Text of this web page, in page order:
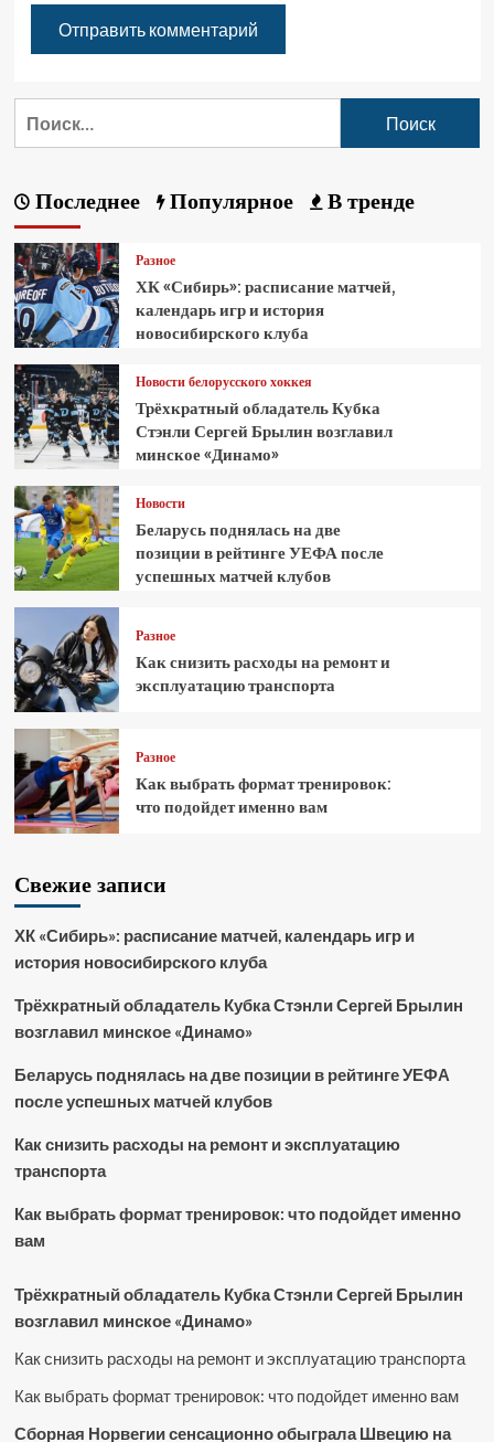
Последнее Популярное В тренде
Разное
ХК «Сибирь»: расписание матчей,
календарь игр и история
новосибирского клуба
Новости белорусского хоккея
Трёхкратный обладатель Кубка
Стэнли Сергей Брылин возглавил
минское «Динамо»
Новости
Беларусь поднялась на две
позиции в рейтинге УЕФА после
успешных матчей клубов
Разное
Как снизить расходы на ремонт и
эксплуатацию транспорта
Разное
Как выбрать формат тренировок:
что подойдет именно вам
Свежие записи
ХК «Сибирь»: расписание матчей, календарь игр и
история новосибирского клуба
Трёхкратный обладатель Кубка Стэнли Сергей Брылин
возглавил минское «Динамо»
Беларусь поднялась на две позиции в рейтинге УЕФА
после успешных матчей клубов
Как снизить расходы на ремонт и эксплуатацию
транспорта
Как выбрать формат тренировок: что подойдет именно
вам
Трёхкратный обладатель Кубка Стэнли Сергей Брылин
возглавил минское «Динамо»
Как снизить расходы на ремонт и эксплуатацию транспорта
Как выбрать формат тренировок: что подойдет именно вам
Сборная Норвегии сенсационно обыграла Швецию на